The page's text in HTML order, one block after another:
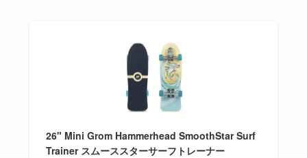
26" Mini Grom Hammerhead SmoothStar Surf
Trainer スムーススターサーフトレーナー